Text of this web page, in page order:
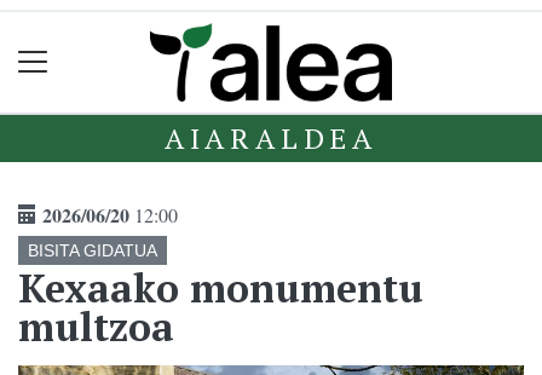
AIARALDEA
2026/06/20 12:00
BISITA GIDATUA
Kexaako monumentu
multzoa